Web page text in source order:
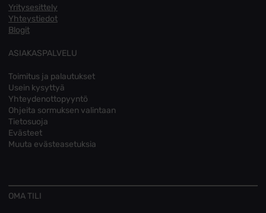
Yritysesittely
Yhteystiedot
Blogit
ASIAKASPALVELU
Toimitus ja palautukset
Usein kysyttyä
Yhteydenottopyyntö
Ohjeita sormuksen valintaan
Tietosuoja
Evästeet
Muuta evästeasetuksia
OMA TILI